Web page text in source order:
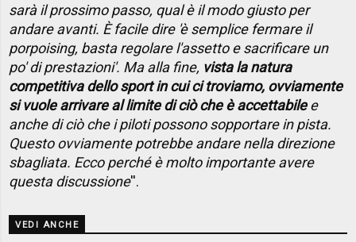
sarà il prossimo passo, qual è il modo giusto per
andare avanti. È facile dire 'è semplice fermare il
porpoising, basta regolare l'assetto e sacrificare un
po' di prestazioni'. Ma alla fine, vista la natura
competitiva dello sport in cui ci troviamo, ovviamente
si vuole arrivare al limite di ciò che è accettabilee
anche di ciò che i piloti possono sopportare in pista.
Questo ovviamente potrebbe andare nella direzione
sbagliata. Ecco perché è molto importante avere
questa discussione''.
VEDI ANCHE